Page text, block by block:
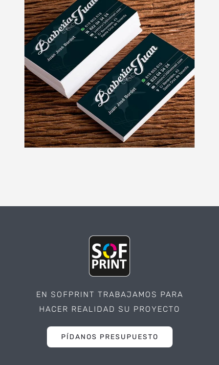
Tarjetas de visita
Impresión digital
EN SOFPRINT TRABAJAMOS PARA
HACER REALIDAD SU PROYECTO
PÍDANOS PRESUPUESTO